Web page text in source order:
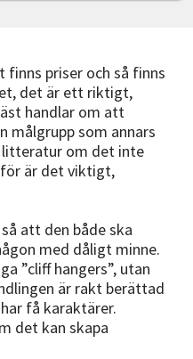
priser och så finns
det är ett riktigt,
handlar om att
målgrupp som annars
om det inte
är det viktigt,
att den både ska
med dåligt minne.
”cliff hangers”, utan
är rakt berättad
få karaktärer.
det kan skapa